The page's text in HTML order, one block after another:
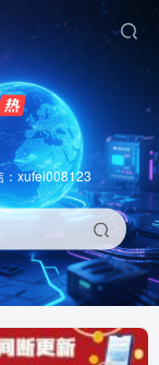
：xufei008123